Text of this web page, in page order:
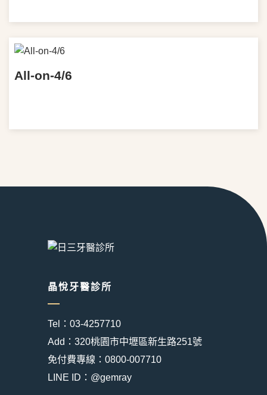
All-on-4/6
晶悅牙醫診所
Tel：03-4257710
Add：320桃園市中壢區新生路251號
免付費專線：0800-007710
LINE ID：@gemray